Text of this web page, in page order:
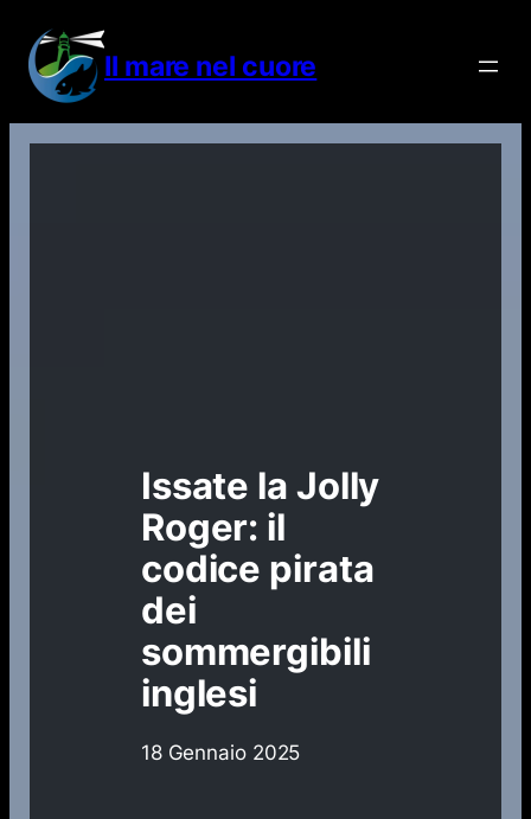
contenuto
Il mare nel cuore
Issate la Jolly
Roger: il
codice pirata
dei
sommergibili
inglesi
18 Gennaio 2025